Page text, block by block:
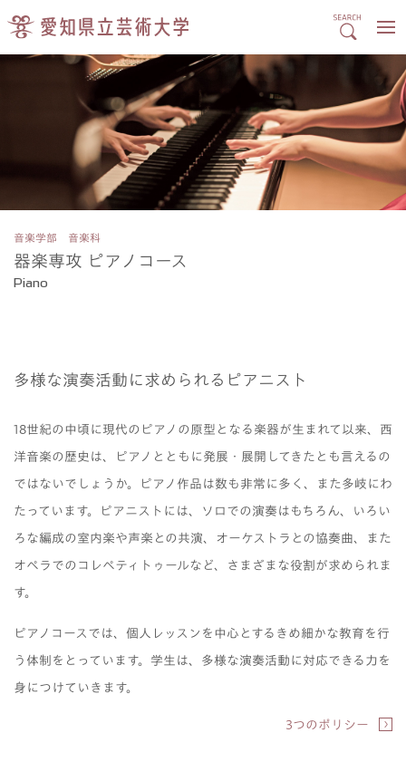
音楽学部 音楽科
器楽専攻 ピアノコース
Piano
多様な演奏活動に求められるピアニスト
18世紀の中頃に現代のピアノの原型となる楽器が生まれて以来、西
洋音楽の歴史は、ピアノとともに発展・展開してきたとも言えるの
ではないでしょうか。ピアノ作品は数も非常に多く、また多岐にわ
たっています。ピアニストには、ソロでの演奏はもちろん、いろい
ろな編成の室内楽や声楽との共演、オーケストラとの協奏曲、また
オペラでのコレペティトゥールなど、さまざまな役割が求められま
す。
ピアノコースでは、個人レッスンを中心とするきめ細かな教育を行
う体制をとっています。学生は、多様な演奏活動に対応できる力を
身につけていきます。
3つのポリシー